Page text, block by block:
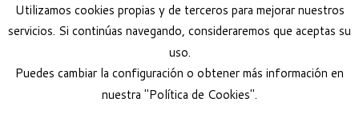
Utilizamos cookies propias y de terceros para mejorar nuestros
servicios. Si continúas navegando, consideraremos que aceptas su
uso.
Puedes cambiar la configuración o obtener más información en
nuestra "Política de Cookies".